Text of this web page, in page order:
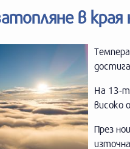
в края
На 13-
високо
През